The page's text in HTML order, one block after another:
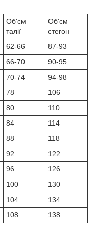
Об'єм
талії
Об'єм
стегон
62-66
87-93
66-70
90-95
70-74
94-98
78
106
80
110
84
114
88
118
92
122
96
126
100
130
104
134
108 138